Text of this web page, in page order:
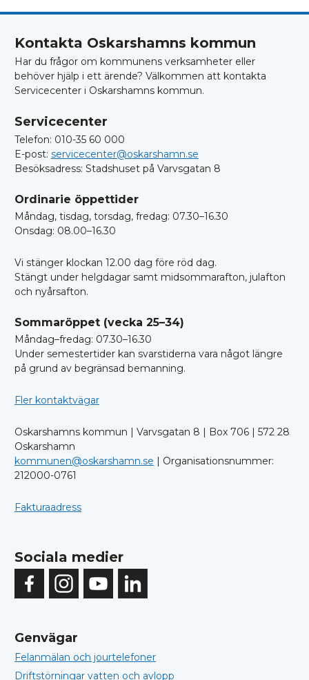
och
Kontakta Oskarshamns kommun
Har du frågor om kommunens verksamheter eller
behöver hjälp i ett ärende? Välkommen att kontakta
Servicecenter i Oskarshamns kommun.
Servicecenter
Telefon: 010-35 60 000
E-post: servicecenter@oskarshamn.se
Besöksadress: Stadshuset på Varvsgatan 8
Ordinarie öppettider
Måndag, tisdag, torsdag, fredag: 07.30–16.30
Onsdag: 08.00–16.30
Vi stänger klockan 12.00 dag före röd dag.
Stängt under helgdagar samt midsommarafton, julafton
och nyårsafton.
Sommaröppet (vecka 25–34)
Måndag–fredag: 07.30–16.30
Under semestertider kan svarstiderna vara något längre
på grund av begränsad bemanning.
Fler kontaktvägar
Oskarshamns kommun | Varvsgatan 8 | Box 706 | 572 28
Oskarshamn
kommunen@oskarshamn.se | Organisationsnummer:
212000-0761
Fakturaadress
Sociala medier
Genvägar
Felanmälan och jourtelefoner
Driftstörningar vatten och avlopp